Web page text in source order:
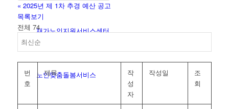
재가노인지원서비스센터
노인맞춤돌봄서비스
« 2025년 제 1차 추경 예산 공고
목록보기
전체 74
번
호
제목
작
성
자
작성일
조
회